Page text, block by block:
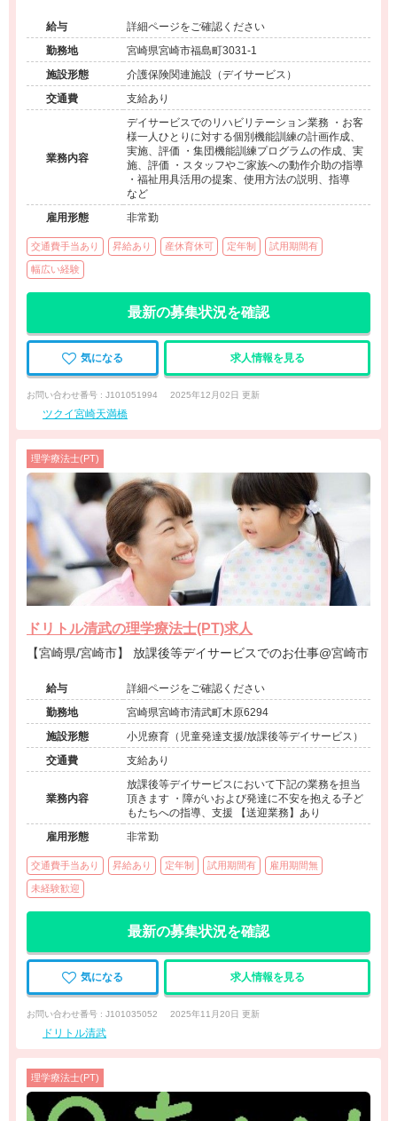
給与
詳細ページをご確認ください
勤務地
宮崎県宮崎市福島町3031-1
施設形態
介護保険関連施設（デイサービス）
交通費
支給あり
業務内容
デイサービスでのリハビリテーション業務 ・お客
様一人ひとりに対する個別機能訓練の計画作成、
実施、評価 ・集団機能訓練プログラムの作成、実
施、評価 ・スタッフやご家族への動作介助の指導
・福祉用具活用の提案、使用方法の説明、指導
など
雇用形態
非常勤
交通費手当あり 昇給あり 産休育休可 定年制 試用期間有
幅広い経験
最新の募集状況を確認
気になる 求人情報を見る
お問い合わせ番号 : J101051994 2025年12月02日 更新
ツクイ宮崎天満橋
理学療法士(PT)
ドリトル清武の理学療法士(PT)求人
【宮崎県/宮崎市】 放課後等デイサービスでのお仕事@宮崎市
給与
詳細ページをご確認ください
勤務地
宮崎県宮崎市清武町木原6294
施設形態
小児療育（児童発達支援/放課後等デイサービス）
交通費
支給あり
業務内容
放課後等デイサービスにおいて下記の業務を担当
頂きます ・障がいおよび発達に不安を抱える子ど
もたちへの指導、支援 【送迎業務】あり
雇用形態
非常勤
交通費手当あり 昇給あり 定年制 試用期間有 雇用期間無
未経験歓迎
最新の募集状況を確認
気になる 求人情報を見る
お問い合わせ番号 : J101035052 2025年11月20日 更新
ドリトル清武
理学療法士(PT)